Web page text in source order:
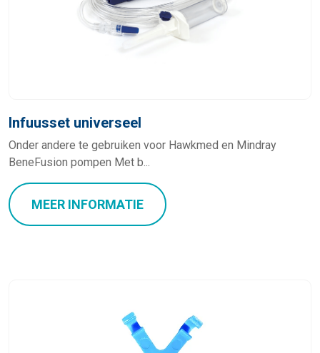
Infuusset universeel
Onder andere te gebruiken voor Hawkmed en Mindray
BeneFusion pompen Met b...
MEER INFORMATIE